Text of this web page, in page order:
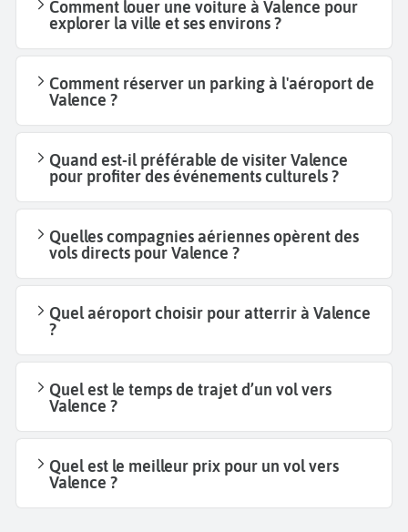
Comment louer une voiture à Valence pour
explorer la ville et ses environs ?
Comment réserver un parking à l'aéroport de
Valence ?
Quand est-il préférable de visiter Valence
pour profiter des événements culturels ?
Quelles compagnies aériennes opèrent des
vols directs pour Valence ?
Quel aéroport choisir pour atterrir à Valence
?
Quel est le temps de trajet d’un vol vers
Valence ?
Quel est le meilleur prix pour un vol vers
Valence ?